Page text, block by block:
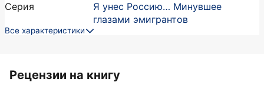
Серия
Я унес Россию… Минувшее
глазами эмигрантов
Все характеристики
Рецензии на книгу